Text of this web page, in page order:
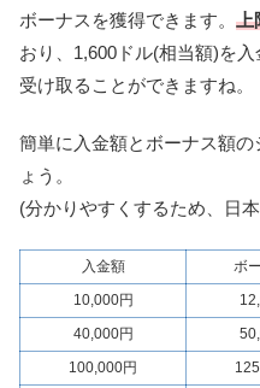
ボーナスを獲得できます。 上
おり、1,600ドル(相当額)を
受け取ることができますね。
簡単に入金額とボーナス額
ょう。
(分かりやすくするため、日
入金額 ボ
10,000円
40,000円
100,000円